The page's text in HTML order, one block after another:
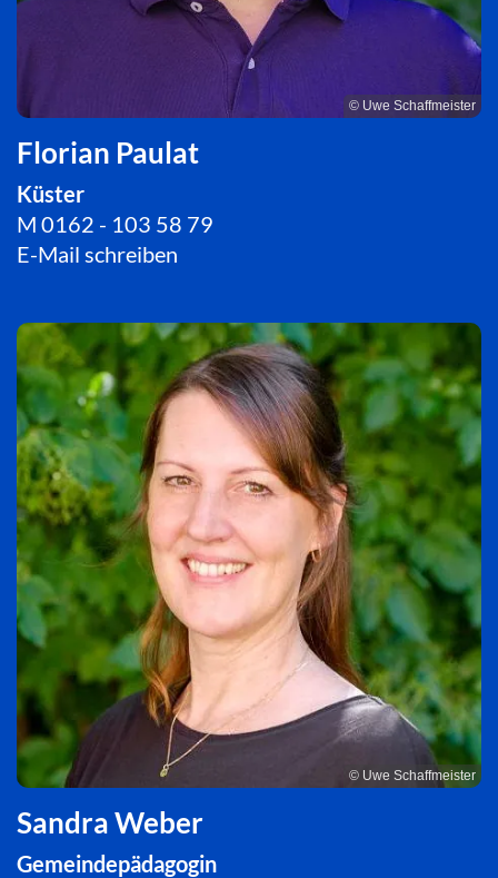
© Uwe Schaffmeister
Florian Paulat
Küster
M 0162 - 103 58 79
E-Mail schreiben
© Uwe Schaffmeister
Sandra Weber
Gemeindepädagogin